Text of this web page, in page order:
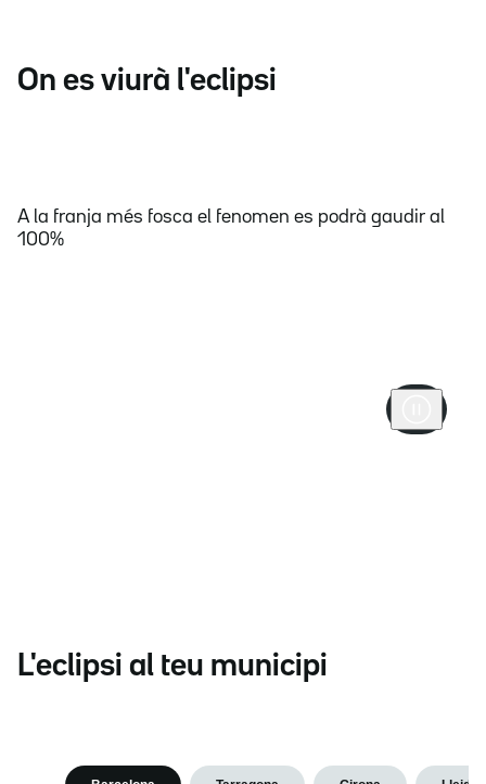
On es viurà l'eclipsi
A la franja més fosca el fenomen es podrà gaudir al
100%
L'eclipsi al teu municipi